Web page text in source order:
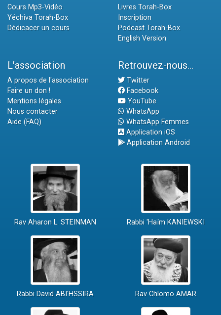
Cours Mp3-Vidéo
Yéchiva Torah-Box
Dédicacer un cours
Livres Torah-Box
Inscription
Podcast Torah-Box
English Version
L'association
A propos de l'association
Faire un don !
Mentions légales
Nous contacter
Aide (FAQ)
Retrouvez-nous...
Twitter
Facebook
YouTube
WhatsApp
WhatsApp Femmes
Application iOS
Application Android
Rav Aharon L. STEINMAN Rabbi 'Haïm KANIEWSKI
Rabbi David ABI'HSSIRA Rav Chlomo AMAR